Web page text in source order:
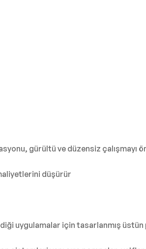
gürültü ve düzensiz çalışmayı
düşürür
uygulamalar için tasarlanmış